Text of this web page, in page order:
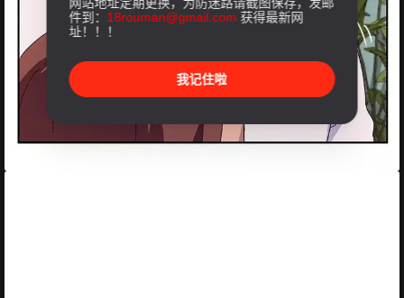
件到： 18rouman@gmail.com 获得最新网
址！！！
我记住啦